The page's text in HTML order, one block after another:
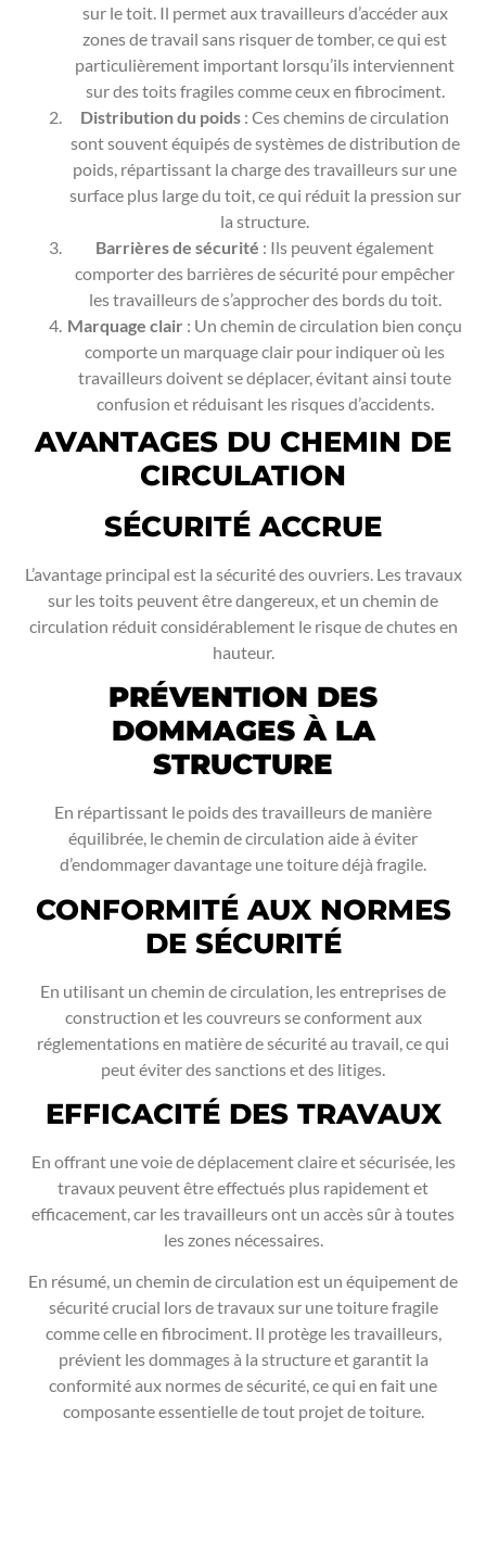
sur le toit. Il permet aux travailleurs d’accéder aux
zones de travail sans risquer de tomber, ce qui est
particulièrement important lorsqu’ils interviennent
sur des toits fragiles comme ceux en fibrociment.
Distribution du poids : Ces chemins de circulation
sont souvent équipés de systèmes de distribution de
poids, répartissant la charge des travailleurs sur une
surface plus large du toit, ce qui réduit la pression sur
la structure.
Barrières de sécurité : Ils peuvent également
comporter des barrières de sécurité pour empêcher
les travailleurs de s’approcher des bords du toit.
Marquage clair : Un chemin de circulation bien conçu
comporte un marquage clair pour indiquer où les
travailleurs doivent se déplacer, évitant ainsi toute
confusion et réduisant les risques d’accidents.
AVANTAGES DU CHEMIN DE
CIRCULATION
SÉCURITÉ ACCRUE
L’avantage principal est la sécurité des ouvriers. Les travaux
sur les toits peuvent être dangereux, et un chemin de
circulation réduit considérablement le risque de chutes en
hauteur.
PRÉVENTION DES
DOMMAGES À LA
STRUCTURE
En répartissant le poids des travailleurs de manière
équilibrée, le chemin de circulation aide à éviter
d’endommager davantage une toiture déjà fragile.
CONFORMITÉ AUX NORMES
DE SÉCURITÉ
En utilisant un chemin de circulation, les entreprises de
construction et les couvreurs se conforment aux
réglementations en matière de sécurité au travail, ce qui
peut éviter des sanctions et des litiges.
EFFICACITÉ DES TRAVAUX
En offrant une voie de déplacement claire et sécurisée, les
travaux peuvent être effectués plus rapidement et
efficacement, car les travailleurs ont un accès sûr à toutes
les zones nécessaires.
En résumé, un chemin de circulation est un équipement de
sécurité crucial lors de travaux sur une toiture fragile
comme celle en fibrociment. Il protège les travailleurs,
prévient les dommages à la structure et garantit la
conformité aux normes de sécurité, ce qui en fait une
composante essentielle de tout projet de toiture.